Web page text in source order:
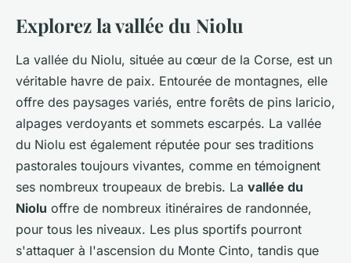
Explorez la vallée du Niolu
La vallée du Niolu, située au cœur de la Corse, est un
véritable havre de paix. Entourée de montagnes, elle
offre des paysages variés, entre forêts de pins laricio,
alpages verdoyants et sommets escarpés. La vallée
du Niolu est également réputée pour ses traditions
pastorales toujours vivantes, comme en témoignent
ses nombreux troupeaux de brebis. La vallée du
Niolu offre de nombreux itinéraires de randonnée,
pour tous les niveaux. Les plus sportifs pourront
s'attaquer à l'ascension du Monte Cinto, tandis que